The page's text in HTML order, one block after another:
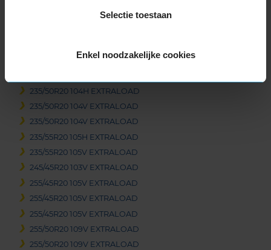
Selectie toestaan
Enkel noodzakelijke cookies
20-inch banden
235/50R20 104H EXTRALOAD
235/50R20 104V EXTRALOAD
235/50R20 104V EXTRALOAD
235/55R20 105H EXTRALOAD
235/55R20 105V EXTRALOAD
245/45R20 103V EXTRALOAD
255/45R20 105V EXTRALOAD
255/45R20 105V EXTRALOAD
255/45R20 105V EXTRALOAD
255/50R20 109V EXTRALOAD
255/50R20 109V EXTRALOAD